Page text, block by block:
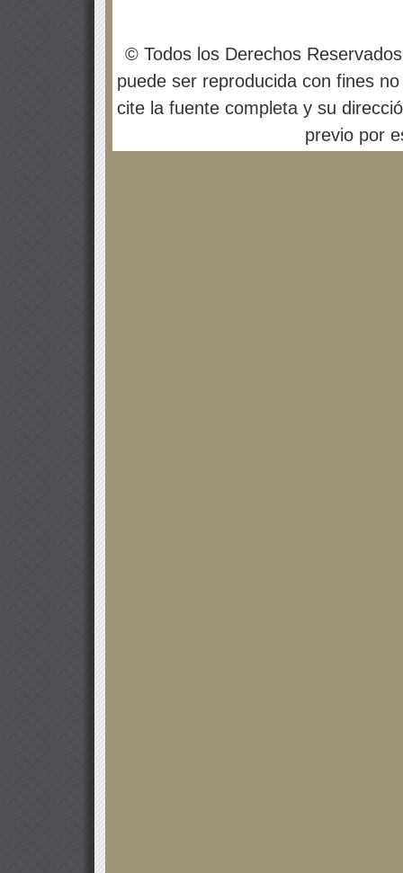
© Todos los Derechos
puede ser reproducida con fines
cite la fuente completa y su
previo por